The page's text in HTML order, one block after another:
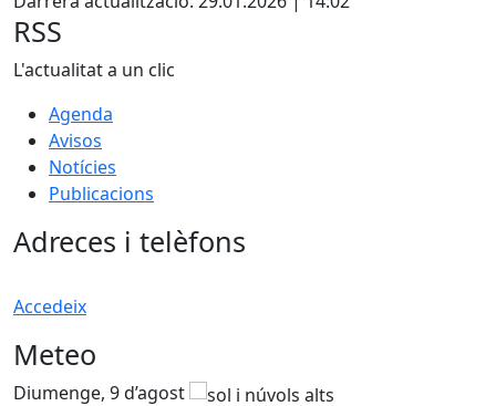
−
RSS
L'actualitat a un clic
Agenda
Avisos
Notícies
Publicacions
Adreces i telèfons
Accedeix
Meteo
Diumenge, 9 d’agost